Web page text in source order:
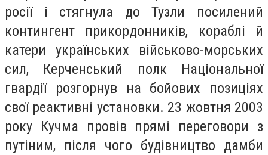
росії і стягнула до Тузли посилений
контингент прикордонників, кораблі й
катери українських військово-морських
сил, Керченський полк Національної
гвардії розгорнув на бойових позиціях
свої реактивні установки. 23 жовтня 2003
року Кучма провів прямі переговори з
путіним, після чого будівництво дамби